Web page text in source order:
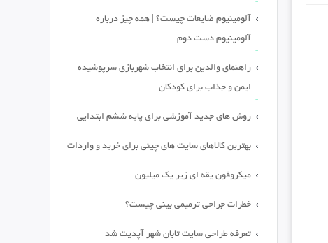
آلومینیوم ضایعات چیست؟ | همه چیز درباره
آلومینیوم دست دوم
راهنمای والدین برای انتخاب شهربازی سرپوشیده
ایمن و جذاب برای کودکان
روش های جدید آموزشی برای پایه ششم ابتدایی
بهترین کالاهای سایت های چینی برای خرید و واردات
میکروفون یقه ای زیر یک میلیون
خطرات جراحی ترمیمی بینی چیست؟
تعرفه طراحی سایت تابان شهر آپدیت شد